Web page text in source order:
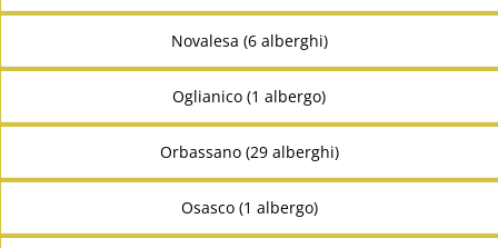
Novalesa (6 alberghi)
Oglianico (1 albergo)
Orbassano (29 alberghi)
Osasco (1 albergo)